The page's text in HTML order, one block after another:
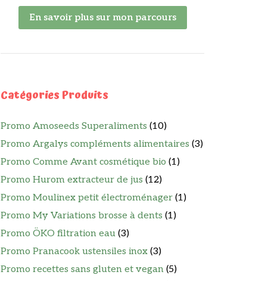
En savoir plus sur mon parcours
Catégories Produits
Promo Amoseeds Superaliments (10)
Promo Argalys compléments alimentaires (3)
Promo Comme Avant cosmétique bio (1)
Promo Hurom extracteur de jus (12)
Promo Moulinex petit électroménager (1)
Promo My Variations brosse à dents (1)
Promo ÖKO filtration eau (3)
Promo Pranacook ustensiles inox (3)
Promo recettes sans gluten et vegan (5)